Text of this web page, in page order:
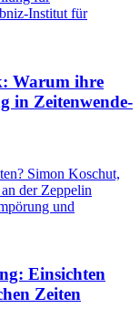
Institut für
Warum ihre
in Zeitenwende-
Simon Koschut,
der Zeppelin
und
Einsichten
Zeiten